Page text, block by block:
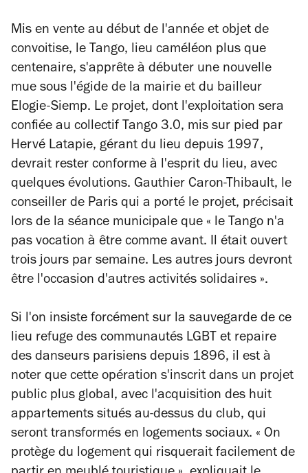
Mis en vente au début de l'année et objet de
convoitise, le Tango, lieu caméléon plus que
centenaire, s'apprête à débuter une nouvelle
mue sous l'égide de la mairie et du bailleur
Elogie-Siemp. Le projet, dont l'exploitation sera
confiée au collectif Tango 3.0, mis sur pied par
Hervé Latapie, gérant du lieu depuis 1997,
devrait rester conforme à l'esprit du lieu, avec
quelques évolutions. Gauthier Caron-Thibault, le
conseiller de Paris qui a porté le projet, précisait
lors de la séance municipale que « le Tango n'a
pas vocation à être comme avant. Il était ouvert
trois jours par semaine. Les autres jours devront
être l'occasion d'autres activités solidaires ».
Si l'on insiste forcément sur la sauvegarde de ce
lieu refuge des communautés LGBT et repaire
des danseurs parisiens depuis 1896, il est à
noter que cette opération s'inscrit dans un projet
public plus global, avec l'acquisition des huit
appartements situés au-dessus du club, qui
seront transformés en logements sociaux. « On
protège du logement qui risquerait facilement de